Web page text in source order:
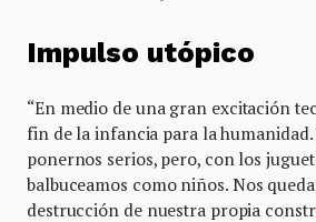
Impulso utópico
“En medio de una gran excitación
fin de la infancia para la humanidad.
ponernos serios, pero, con los
balbuceamos como niños. Nos
destrucción de nuestra propia